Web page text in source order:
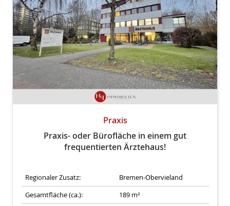
Praxis
Praxis- oder Bürofläche in einem gut
frequentierten Ärztehaus!
Regionaler Zusatz:
Bremen-Obervieland
Gesamtfläche (ca.):
189 m²